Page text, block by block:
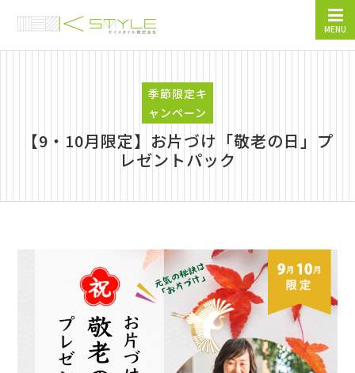
MENU
季節限定キ
ャンペーン
【9・10月限定】お片づけ「敬老の日」プ
レゼントパック